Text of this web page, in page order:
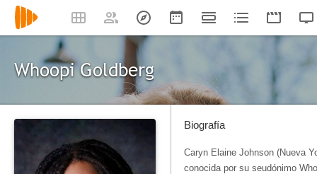
Whoopi Goldberg
Biografía
Caryn Elaine Johnson (Nueva
conocida por su seudónimo